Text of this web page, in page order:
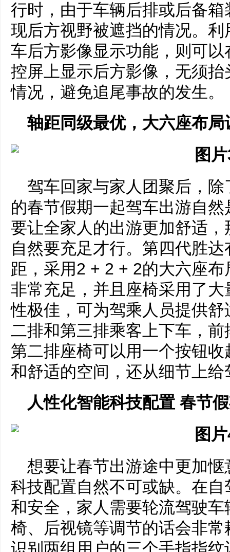
行时，由于车辆后排或后备
现后方视野被遮挡的情况。
车后方影像显示功能，则可
控屏上显示后方影像，无须
情况，避免追尾事故的发生。
轴距同级最优，大六座布局
驾车回家与家人团聚后，
的春节假期一起驾车出游自
要让全家人的出游更加舒适
自然要充足才行。第四代胜
距，采用2 + 2 + 2的大六座
非常充足，并且座椅采用了
性极佳，可为驾乘人员提供
二排和第三排乘客上下车，
第二排座椅可以用一个按钮
和舒适的空间，还从细节上
人性化智能科技配置 春节
想要让春节出游途中更加
科技配置自然不可或缺。在
和安全，家人需要轮流驾驶
椅、后视镜等调节的话会非